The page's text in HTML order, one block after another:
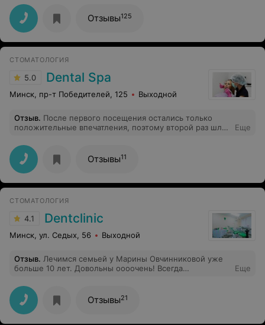
Отзывы125
СТОМАТОЛОГИЯ
5.0 Dental Spa
Минск, пр-т Победителей, 125 Выходной
Отзыв. После первого посещения остались только
положительные впечатления, поэтому второй раз шла
вежливый врач, профессионал своего дела, осмотрела
все зубки, всё подробно рассказала. Проводилась
санация и отбеливание, результатом ооочень
довольна, рекомендую, в будущем буду посещать еще!
Спасибо Вам!
Еще
Отзывы11
СТОМАТОЛОГИЯ
4.1 Dentclinic
Минск, ул. Седых, 56 Выходной
Отзыв. Лечимся семьей у Марины Овчинниковой уже
больше 10 лет. Довольны оооочень! Всегда
врачом в любую стоматологию! Потому что зубного
врача надо выбирать также как первого учителя
ребенку.
Еще
Отзывы21